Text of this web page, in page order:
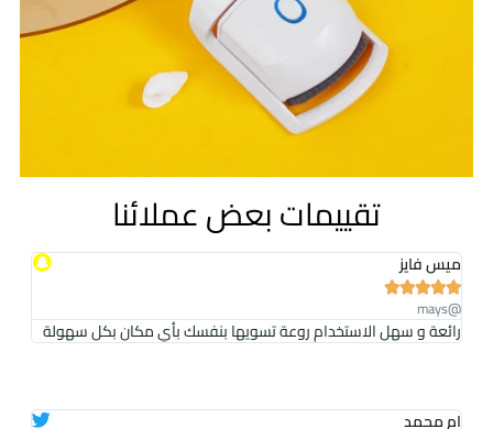
تقييمات بعض عملائنا
ميس فايز





@mays
رائعة و سهل الاستخدام روعة تسويها بنفسك بأي مكان بكل سهولة
ام محمد